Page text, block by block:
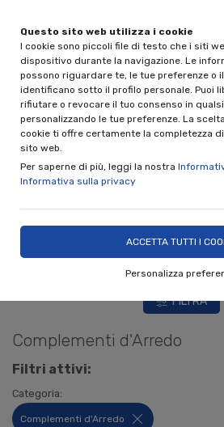
Questo sito web utilizza i cookie
I cookie sono piccoli file di testo che i siti
dispositivo durante la navigazione. Le
possono riguardare te, le tue preferenze o
identificano sotto il profilo personale. Puoi
rifiutare o revocare il tuo consenso in
personalizzando le tue preferenze. La
cookie ti offre certamente la completezza
sito web.
Per saperne di più, leggi la nostra
Informativa sulla privacy
ACCETTA TUTTI I
Personalizza
Spedizione gratuita per acquisti
(solo per spedizioni in
Home Shop
FILTRA
Complementi d'Arredo
Filtri attivi:
Categoria:
Complementi d'Arredo